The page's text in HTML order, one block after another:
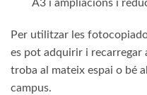
A3 i ampliacions i
Per utilitzar les
es pot adquirir i recarregar
troba al mateix espai o bé
campus.